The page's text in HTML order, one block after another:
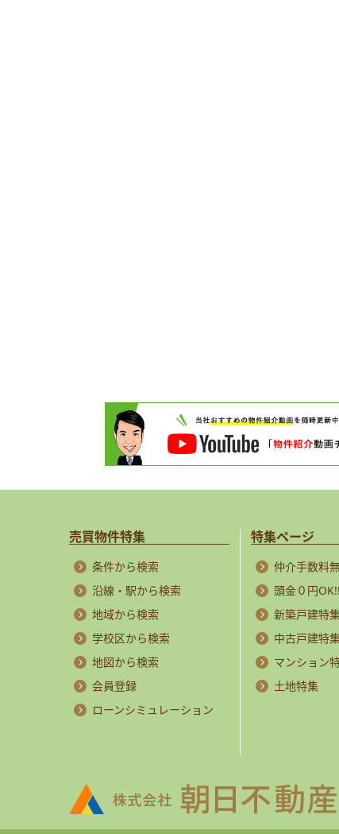
売買物件特集
条件から検索
沿線・駅から検索
地域から検索
学校区から検索
地図から検索
会員登録
ローンシミュレーション
特集ページ
仲介手数料
頭金０円
新築戸建特
中古戸建特
マンション
土地特集